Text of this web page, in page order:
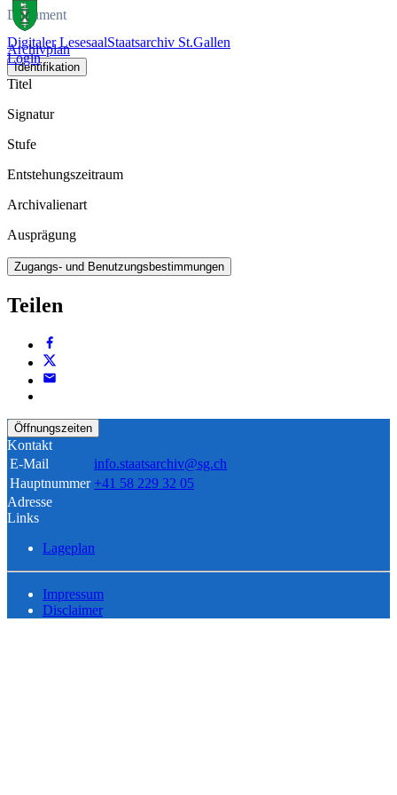
Digitaler LesesaalStaatsarchiv St.Gallen
Login
Dokument
Archivplan
Identifikation
Titel
Signatur
Stufe
Entstehungszeitraum
Archivalienart
Ausprägung
Zugangs- und Benutzungsbestimmungen
Teilen
Öffnungszeiten
Kontakt
E-Mail
info.staatsarchiv@sg.ch
Hauptnummer +41 58 229 32 05
Adresse
Links
Lageplan
Impressum
Disclaimer